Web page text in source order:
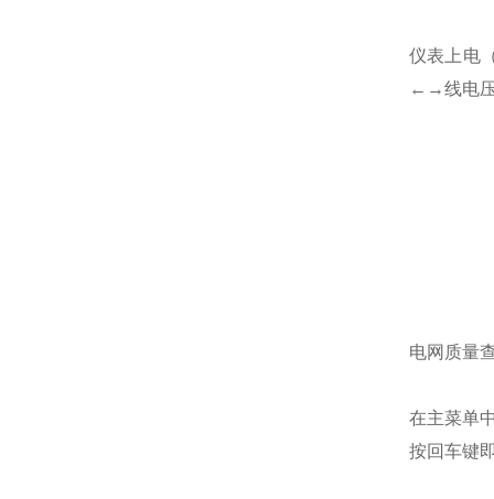
仪表上电
←→线电
电网质量
在主菜单
按回车键